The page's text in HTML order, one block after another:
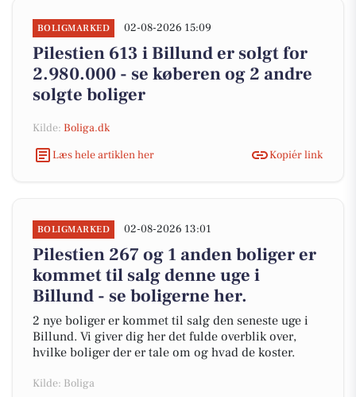
BOLIGMARKED 02-08-2026 15:09
Pilestien 613 i Billund er solgt for
2.980.000 - se køberen og 2 andre
solgte boliger
Kilde: Boliga.dk
Læs hele artiklen her
Kopiér link
BOLIGMARKED 02-08-2026 13:01
Pilestien 267 og 1 anden boliger er
kommet til salg denne uge i
Billund - se boligerne her.
2 nye boliger er kommet til salg den seneste uge i
Billund. Vi giver dig her det fulde overblik over,
hvilke boliger der er tale om og hvad de koster.
Kilde: Boliga